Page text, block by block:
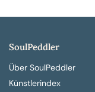
SoulPeddler
Über SoulPeddler
Künstlerindex